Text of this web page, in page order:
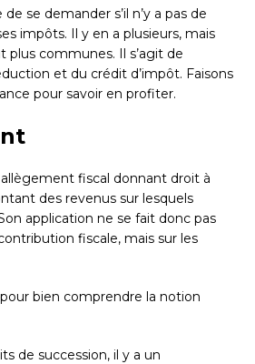
se demander s’il n’y a pas de
impôts. Il y en a plusieurs, mais
plus communes. Il s’agit de
et du crédit d’impôt. Faisons
pour savoir en profiter.
fiscal donnant droit à
des revenus sur lesquels
application ne se fait donc pas
fiscale, mais sur les
bien comprendre la notion
de succession, il y a un